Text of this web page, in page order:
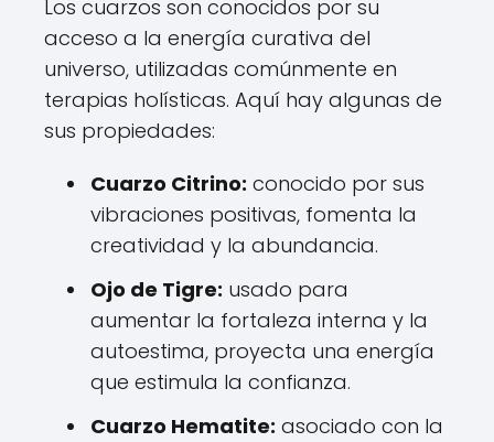
Los cuarzos son conocidos por su
acceso a la energía curativa del
universo, utilizadas comúnmente en
terapias holísticas. Aquí hay algunas de
sus propiedades:
Cuarzo Citrino: conocido por sus
vibraciones positivas, fomenta la
creatividad y la abundancia.
Ojo de Tigre: usado para
aumentar la fortaleza interna y la
autoestima, proyecta una energía
que estimula la confianza.
Cuarzo Hematite: asociado con la